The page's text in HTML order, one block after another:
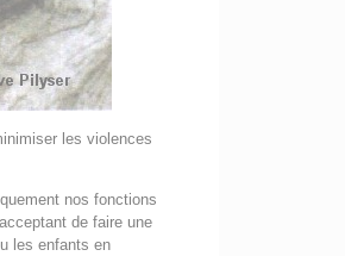
les violences
nos fonctions
de faire une
les enfants en